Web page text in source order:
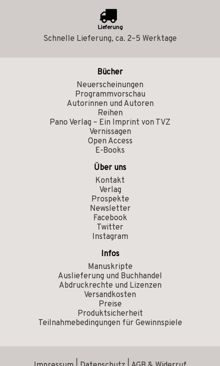
Lieferung
Schnelle Lieferung, ca. 2–5 Werktage
Bücher
Neuerscheinungen
Programmvorschau
Autorinnen und Autoren
Reihen
Pano Verlag – Ein Imprint von TVZ
Vernissagen
Open Access
E-Books
Über uns
Kontakt
Verlag
Prospekte
Newsletter
Facebook
Twitter
Instagram
Infos
Manuskripte
Auslieferung und Buchhandel
Abdruckrechte und Lizenzen
Versandkosten
Preise
Produktsicherheit
Teilnahmebedingungen für Gewinnspiele